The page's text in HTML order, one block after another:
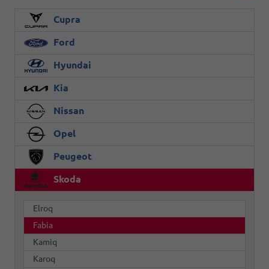
Cupra
Ford
Hyundai
Kia
Nissan
Opel
Peugeot
Skoda
Elroq
Fabia
Kamiq
Karoq